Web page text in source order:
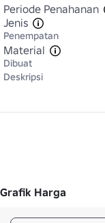
Periode Penahanan
Jenis
Penempatan
Material
Dibuat
Deskripsi
Grafik Harga